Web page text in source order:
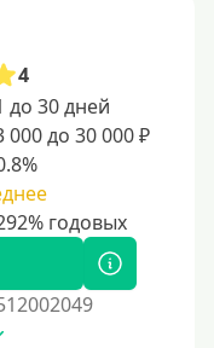
4
до 30 дней
000 до 30 000 ₽